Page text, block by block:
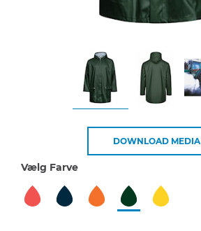
DOWNLOAD MEDIA
Vælg Farve